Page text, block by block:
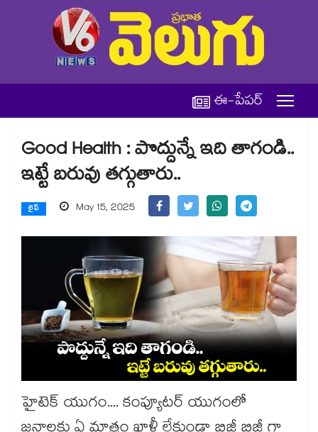
ఈ-పేపర్
Good Health : పొద్దున్నే ఇది తాగండి..
ఇట్టే బరువు తగ్గుతారు..
లైఫ్ May 15, 2025
హైటెక్​ యుగం.... కంప్యూటర్​ యుగంలో